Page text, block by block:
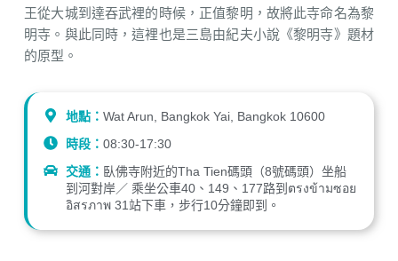
王從大城到達吞武裡的時候，正值黎明，故將此寺命名為黎
明寺。與此同時，這裡也是三島由紀夫小說《黎明寺》題材
的原型。
地點：Wat Arun, Bangkok Yai, Bangkok 10600
時段：08:30-17:30
交通： 臥佛寺附近的Tha Tien碼頭（8號碼頭）坐船
到河對岸／ 乘坐公車40、149、177路到ตรงข้ามซอย
อิสรภาพ 31站下車，步行10分鐘即到。